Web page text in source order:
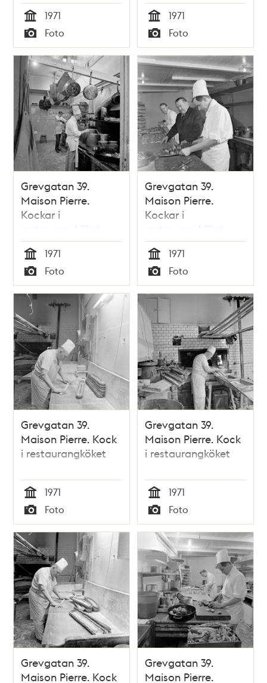
Tid
1971
Typ
Foto Tid
1971
Typ
Foto
Grevgatan 39.
Maison Pierre.
Kockar i
restaurangköket
Tid
1971
Typ
Foto
Grevgatan 39.
Maison Pierre.
Kockar i
restaurangköket
Tid
1971
Typ
Foto
Grevgatan 39.
Maison Pierre. Kock
i restaurangköket
Tid
1971
Typ
Foto
Grevgatan 39.
Maison Pierre. Kock
i restaurangköket
Tid
1971
Typ
Foto
Grevgatan 39.
Maison Pierre. Kock
Grevgatan 39.
Maison Pierre.